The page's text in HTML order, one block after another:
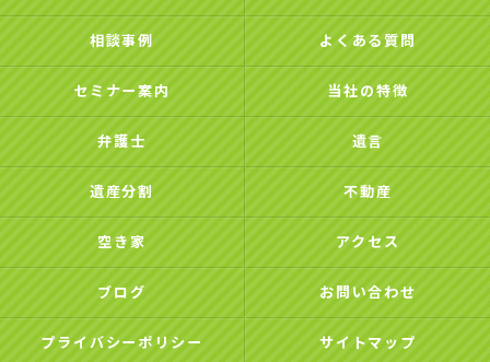
相談事例 よくある質問
セミナー案内 当社の特徴
弁護士 遺言
遺産分割 不動産
空き家 アクセス
ブログ お問い合わせ
プライバシーポリシー サイトマップ